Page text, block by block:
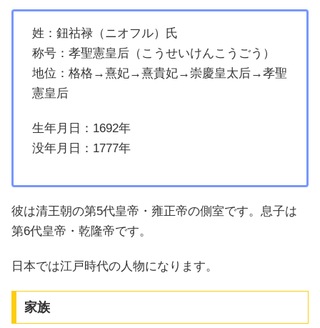
姓：鈕祜禄（ニオフル）氏
称号：孝聖憲皇后（こうせいけんこうごう）
地位：格格→熹妃→熹貴妃→崇慶皇太后→孝聖
憲皇后
生年月日：1692年
没年月日：1777年
彼は清王朝の第5代皇帝・雍正帝の側室です。息子は
第6代皇帝・乾隆帝です。
日本では江戸時代の人物になります。
家族